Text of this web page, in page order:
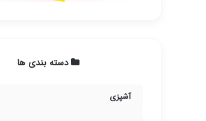
دسته بندی ها
آشپزی